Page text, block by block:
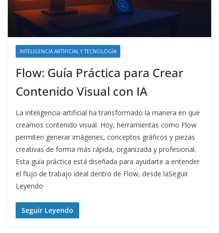
INTELIGENCIA ARTIFICIAL Y TECNOLOGÍA
Flow: Guía Práctica para Crear
Contenido Visual con IA
La inteligencia artificial ha transformado la manera en que
creamos contenido visual. Hoy, herramientas como Flow
permiten generar imágenes, conceptos gráficos y piezas
creativas de forma más rápida, organizada y profesional.
Esta guía práctica está diseñada para ayudarte a entender
el flujo de trabajo ideal dentro de Flow, desde laSeguir
Leyendo
Seguir Leyendo